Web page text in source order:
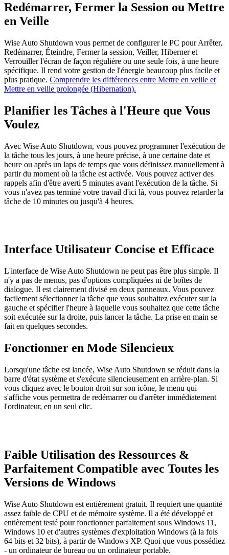
Redémarrer, Fermer la Session ou Mettre
en Veille
Wise Auto Shutdown vous permet de configurer le PC pour Arrêter,
Redémarrer, Éteindre, Fermer la session, Veiller, Hiberner et
Verrouiller l'écran de façon régulière ou une seule fois, à une heure
spécifique. Il rend votre gestion de l'énergie beaucoup plus facile et
plus pratique. Comprendre les différences entre Mettre en veille et
Mettre en veille prolongée (Hibernation).
Planifier les Tâches à l'Heure que Vous
Voulez
Avec Wise Auto Shutdown, vous pouvez programmer l'exécution de
la tâche tous les jours, à une heure précise, à une certaine date et
heure ou après un laps de temps que vous définissez manuellement à
partir du moment où la tâche est activée. Vous pouvez activer des
rappels afin d'être averti 5 minutes avant l'exécution de la tâche. Si
vous n'avez pas terminé votre travail d'ici là, vous pouvez retarder la
tâche de 10 minutes ou jusqu'à 4 heures.
Interface Utilisateur Concise et Efficace
L'interface de Wise Auto Shutdown ne peut pas être plus simple. Il
n'y a pas de menus, pas d'options compliquées ni de boîtes de
dialogue. Il est clairement divisé en deux panneaux. Vous pouvez
facilement sélectionner la tâche que vous souhaitez exécuter sur la
gauche et spécifier l'heure à laquelle vous souhaitez que cette tâche
soit exécutée sur la droite, puis lancer la tâche. La prise en main se
fait en quelques secondes.
Fonctionner en Mode Silencieux
Lorsqu'une tâche est lancée, Wise Auto Shutdown se réduit dans la
barre d'état système et s'exécute silencieusement en arrière-plan. Si
vous cliquez avec le bouton droit sur son icône, le menu qui
s'affiche vous permettra de redémarrer ou d'arrêter immédiatement
l'ordinateur, en un seul clic.
Faible Utilisation des Ressources &
Parfaitement Compatible avec Toutes les
Versions de Windows
Wise Auto Shutdown est entièrement gratuit. Il requiert une quantité
assez faible de CPU et de mémoire système. Il a été développé et
entièrement testé pour fonctionner parfaitement sous Windows 11,
Windows 10 et d'autres systèmes d'exploitation Windows (à la fois
64 bits et 32 bits), à partir de Windows XP. Quoi que vous possédiez
- un ordinateur de bureau ou un ordinateur portable.